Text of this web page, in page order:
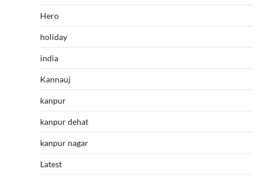
Hero
holiday
india
Kannauj
kanpur
kanpur dehat
kanpur nagar
Latest